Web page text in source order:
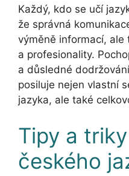
Každý, kdo se učí
že správná
výměně informací,
a profesionality.
a důsledné
posiluje nejen vlastní
jazyka, ale také
Tipy a
českého